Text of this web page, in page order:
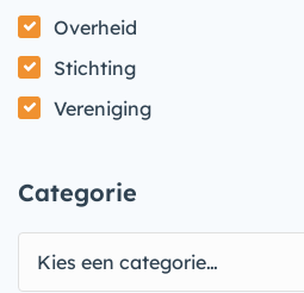
Overheid
Stichting
Vereniging
Categorie
Kies een categorie…